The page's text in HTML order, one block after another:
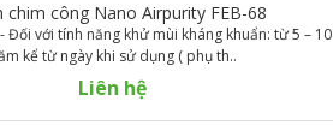
chim công Nano Airpurity FEB-68
Đối với tính năng khử mùi kháng khuẩn: từ 5 – 10
kể từ ngày khi sử dụng ( phụ th..
Liên hệ